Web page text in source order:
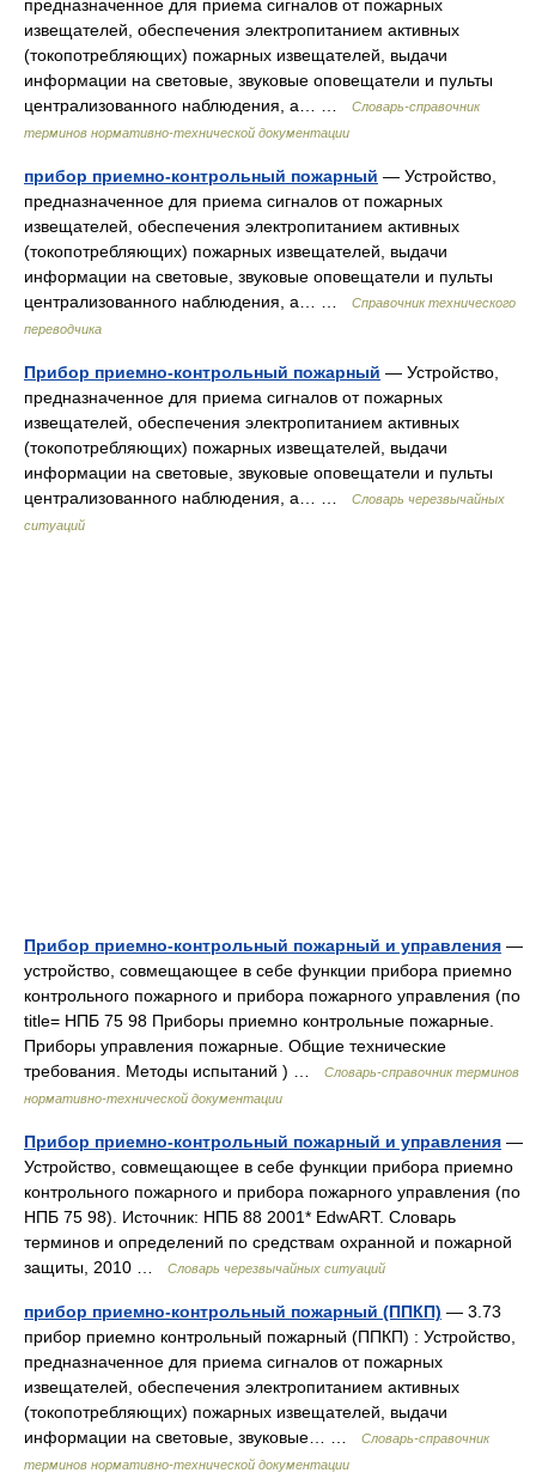
предназначенное для приема сигналов от пожарных
извещателей, обеспечения электропитанием активных
(токопотребляющих) пожарных извещателей, выдачи
информации на световые, звуковые оповещатели и пульты
централизованного наблюдения, а… …
Словарь-справочник
терминов нормативно-технической документации
прибор приемно-контрольный пожарный — Устройство,
предназначенное для приема сигналов от пожарных
извещателей, обеспечения электропитанием активных
(токопотребляющих) пожарных извещателей, выдачи
информации на световые, звуковые оповещатели и пульты
централизованного наблюдения, а… …
Справочник технического
переводчика
Прибор приемно-контрольный пожарный — Устройство,
предназначенное для приема сигналов от пожарных
извещателей, обеспечения электропитанием активных
(токопотребляющих) пожарных извещателей, выдачи
информации на световые, звуковые оповещатели и пульты
централизованного наблюдения, а… …
Словарь черезвычайных
ситуаций
Прибор приемно-контрольный пожарный и управления —
устройство, совмещающее в себе функции прибора приемно
контрольного пожарного и прибора пожарного управления (по
title= НПБ 75 98 Приборы приемно контрольные пожарные.
Приборы управления пожарные. Общие технические
требования. Методы испытаний ) …
Словарь-справочник терминов
нормативно-технической документации
Прибор приемно-контрольный пожарный и управления —
Устройство, совмещающее в себе функции прибора приемно
контрольного пожарного и прибора пожарного управления (по
НПБ 75 98). Источник: НПБ 88 2001* EdwART. Словарь
терминов и определений по средствам охранной и пожарной
защиты, 2010 …
Словарь черезвычайных ситуаций
прибор приемно-контрольный пожарный (ППКП) — 3.73
прибор приемно контрольный пожарный (ППКП) : Устройство,
предназначенное для приема сигналов от пожарных
извещателей, обеспечения электропитанием активных
(токопотребляющих) пожарных извещателей, выдачи
информации на световые, звуковые… …
Словарь-справочник
терминов нормативно-технической документации